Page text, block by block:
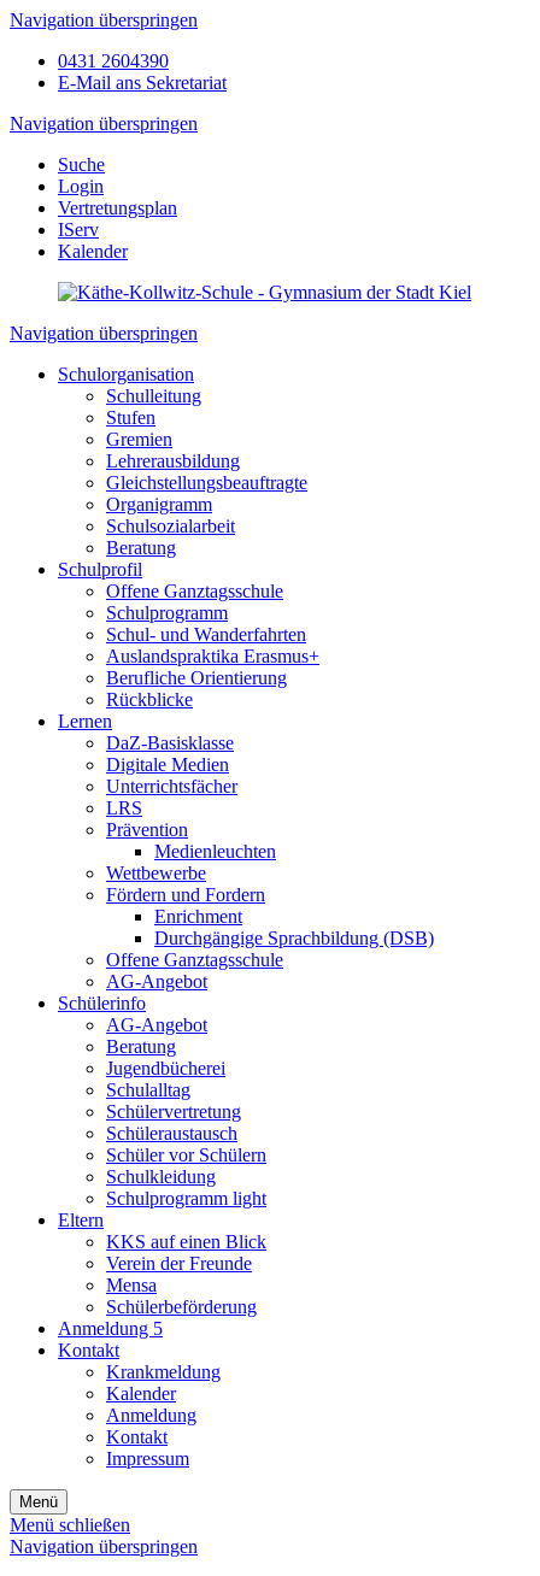
Navigation überspringen
0431 2604390
E-Mail ans Sekretariat
Navigation überspringen
Suche
Login
Vertretungsplan
IServ
Kalender
Navigation überspringen
Schulorganisation
Schulleitung
Stufen
Gremien
Lehrerausbildung
Gleichstellungsbeauftragte
Organigramm
Schulsozialarbeit
Beratung
Schulprofil
Offene Ganztagsschule
Schulprogramm
Schul- und Wanderfahrten
Auslandspraktika Erasmus+
Berufliche Orientierung
Rückblicke
Lernen
DaZ-Basisklasse
Digitale Medien
Unterrichtsfächer
LRS
Prävention
Medienleuchten
Wettbewerbe
Fördern und Fordern
Enrichment
Durchgängige Sprachbildung (DSB)
Offene Ganztagsschule
AG-Angebot
Schülerinfo
AG-Angebot
Beratung
Jugendbücherei
Schulalltag
Schülervertretung
Schüleraustausch
Schüler vor Schülern
Schulkleidung
Schulprogramm light
Eltern
KKS auf einen Blick
Verein der Freunde
Mensa
Schülerbeförderung
Anmeldung 5
Kontakt
Krankmeldung
Kalender
Anmeldung
Kontakt
Impressum
Menü
Menü schließen
Navigation überspringen